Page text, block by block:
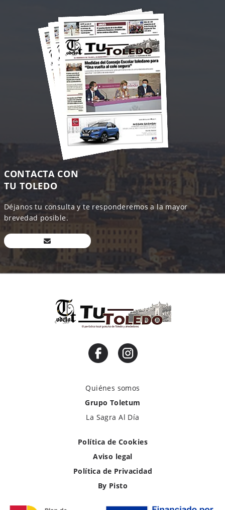
CONTACTA CON
TU TOLEDO
Déjanos tu consulta y te responderemos a la mayor
brevedad posible.
Quiénes somos
Grupo Toletum
La Sagra Al Día
Política de Cookies
Aviso legal
Política de Privacidad
By Pisto